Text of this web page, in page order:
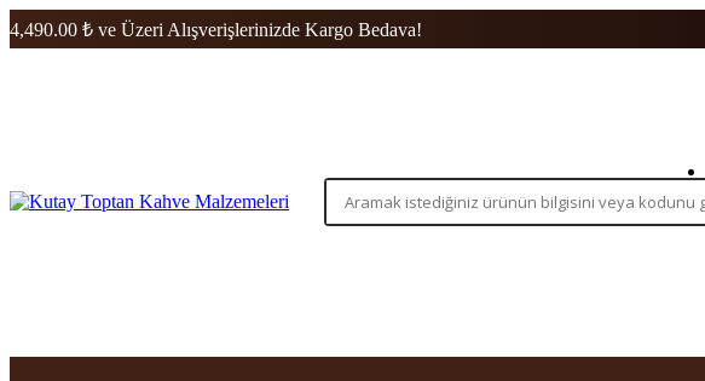
4,490.00 ₺ ve Üzeri Alışverişlerinizde Kargo Bedava!